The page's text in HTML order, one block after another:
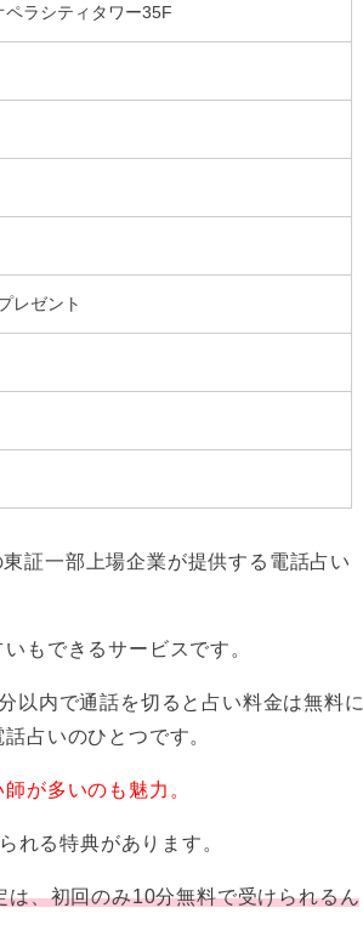
ラシティタワー35F
レゼント
証一部上場企業が提供する電話占い
もできるサービスです。
以内で通話を切ると占い料金は無料に
占いのひとつです。
が多いのも魅力。
れる特典があります。
、初回のみ10分無料で受けられるん